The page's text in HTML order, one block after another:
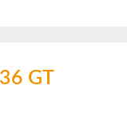
GT